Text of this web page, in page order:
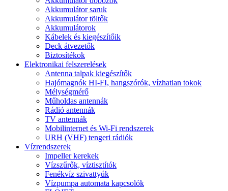
Akkumulátor saruk
Akkumulátor töltők
Akkumulátorok
Kábelek és kiegészítőik
Deck átvezetők
Biztosítékok
Elektronikai felszerelések
Antenna talpak kiegészítők
Hajómagnók HI-FI, hangszórók, vízhatlan tokok
Mélységmérő
Műholdas antennák
Rádió antennák
TV antennák
Mobilinternet és Wi-Fi rendszerek
URH (VHF) tengeri rádiók
Vízrendszerek
Impeller kerekek
Vízszűrők, víztisztítók
Fenékvíz szivattyúk
Vízpumpa automata kapcsolók